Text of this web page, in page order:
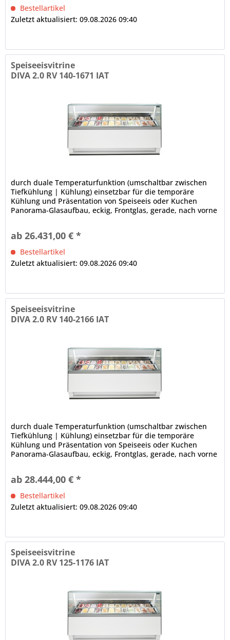
Bestellartikel
Zuletzt aktualisiert: 09.08.2026 09:40
Speiseeisvitrine
DIVA 2.0 RV 140-1671 IAT
durch duale Temperaturfunktion (umschaltbar zwischen
Tiefkühlung | Kühlung) einsetzbar für die temporäre
Kühlung und Präsentation von Speiseeis oder Kuchen
Panorama-Glasaufbau, eckig, Frontglas, gerade, nach vorne
ab 26.431,00 € *
Bestellartikel
Zuletzt aktualisiert: 09.08.2026 09:40
Speiseeisvitrine
DIVA 2.0 RV 140-2166 IAT
durch duale Temperaturfunktion (umschaltbar zwischen
Tiefkühlung | Kühlung) einsetzbar für die temporäre
Kühlung und Präsentation von Speiseeis oder Kuchen
Panorama-Glasaufbau, eckig, Frontglas, gerade, nach vorne
ab 28.444,00 € *
Bestellartikel
Zuletzt aktualisiert: 09.08.2026 09:40
Speiseeisvitrine
DIVA 2.0 RV 125-1176 IAT